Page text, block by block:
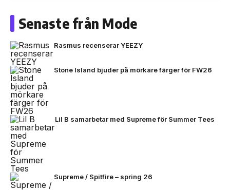
Senaste från Mode
Rasmus recenserar YEEZY
Stone Island bjuder på mörkare färger för FW26
Lil B samarbetar med Supreme för Summer Tees
Supreme / Spitfire – spring 26